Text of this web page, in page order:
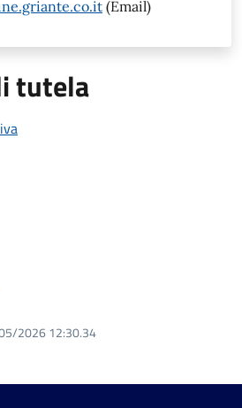
(Email)
tutela
2026 12:30.34